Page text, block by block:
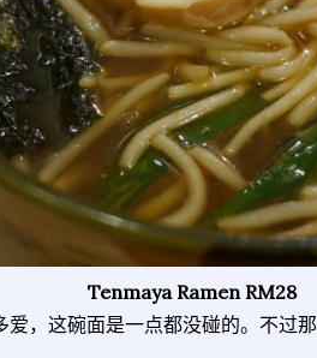
Tenmaya Ramen RM28
爱，这碗面是一点都没碰的。不过